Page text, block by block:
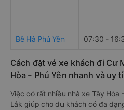
Bê Hà Phú Yên 07:30 -
Cách đặt vé xe khách đi Cư
Hòa - Phú Yên nhanh và uy
Việc có rất nhiều nhà xe Tây
Lắk giúp cho du khách có đa